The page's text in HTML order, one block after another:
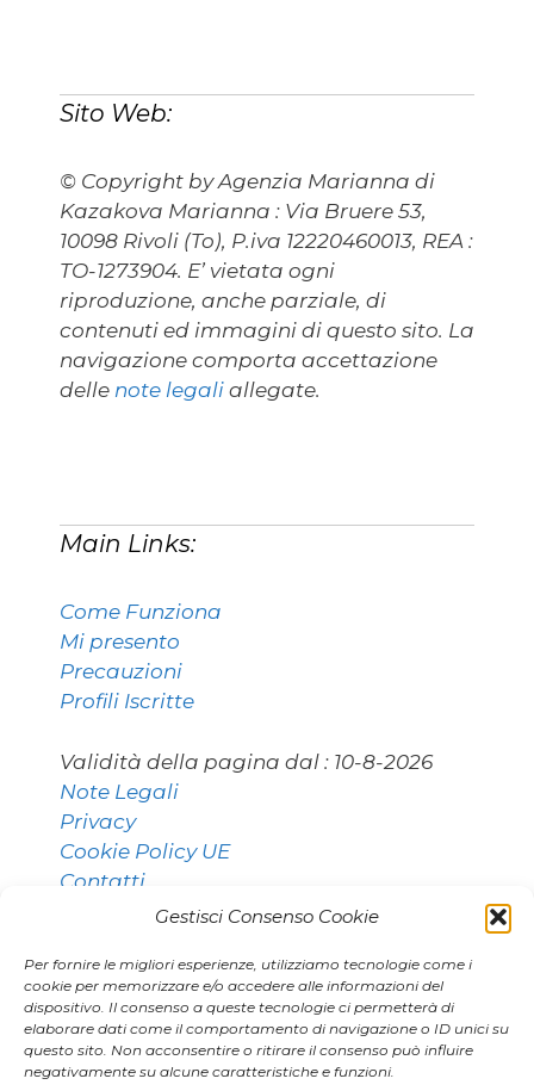
Gestisci Consenso Cookie
Per fornire le migliori esperienze, utilizziamo tecnologie come i
cookie per memorizzare e/o accedere alle informazioni del
dispositivo. Il consenso a queste tecnologie ci permetterà di
elaborare dati come il comportamento di navigazione o ID unici su
questo sito. Non acconsentire o ritirare il consenso può influire
negativamente su alcune caratteristiche e funzioni.
Sito Web:
© Copyright by Agenzia Marianna di
Kazakova Marianna : Via Bruere 53,
10098 Rivoli (To), P.iva 12220460013, REA :
TO-1273904. E’ vietata ogni
riproduzione, anche parziale, di
contenuti ed immagini di questo sito. La
navigazione comporta accettazione
delle note legali allegate.
Main Links:
Come Funziona
Mi presento
Precauzioni
Profili Iscritte
Validità della pagina dal : 10-8-2026
Note Legali
Privacy
Cookie Policy UE
Contatti
Contatti:
011 9531768 [Torino]